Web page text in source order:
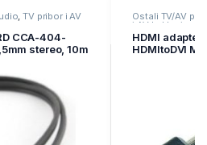
,TV pribor i AV
CCA-404-
stereo, 10m
Ostali TV/AV
i AV kablovi
HDMI adapter
HDMItoDVI